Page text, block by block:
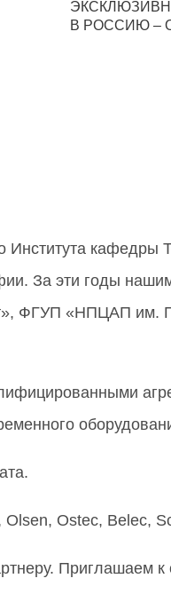
В РОССИЮ –
кафедры
За эти годы
ФГУП «НПЦАП
Ostec, Belec,
Приглашаем